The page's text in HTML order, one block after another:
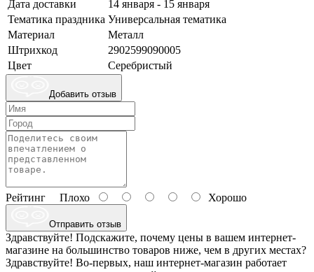
Дата доставки
14 января - 15 января
Тематика праздника Универсальная тематика
Материал
Металл
Штрихкод
2902599090005
Цвет
Серебристый
Добавить отзыв
Рейтинг Плохо Хорошо
Отправить отзыв
Здравствуйте! Подскажите, почему цены в вашем интернет-
магазине на большинство товаров ниже, чем в других местах?
Здравствуйте! Во-первых, наш интернет-магазин работает